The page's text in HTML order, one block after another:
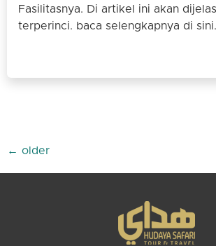
Fasilitasnya. Di artikel ini akan
terperinci. baca selengkapnya di sini.
← older